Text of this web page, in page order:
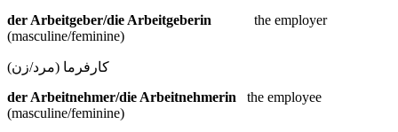
der Arbeitgeber/die Arbeitgeberin the employer
(masculine/feminine)
کارفرما (مرد/زن)
der Arbeitnehmer/die Arbeitnehmerin the employee
(masculine/feminine)